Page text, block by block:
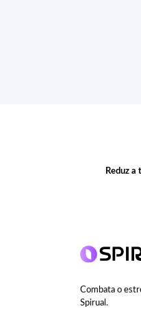
Reduz a
Combata o
Spirual.